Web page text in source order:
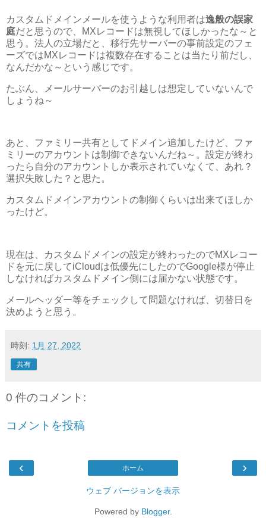
カスタムドメインメールを使うような利用者は逸般の誤家
庭だと思うので、MXレコードは無視してほしかったな～と
思う。法人の立場だと、移行先サーバーの事前設定のフェ
ーズではMXレコードは複数存在することは当たり前だし、
なんだかな～という感じです。
たぶん、メールサーバーのお引越しは想定していないんで
しょうね～
あと、ファミリー共有としてドメイン追加したけど、ファ
ミリーのアカウントは制御できないんだね～。設定が終わ
ったら自分のアカウントしか表示されていなくて、あれ？
選択失敗した？と思た。
カスタムドメインアカウントの制御くらいは出来てほしか
ったけど。
現在は、カスタムドメインの設定が終わったのでMXレコー
ドを元に戻してiCloudは低優先にしたのでGoogle様が停止
しなければカスタムドメイン側には届かない状態です。
メールヘッダー等をチェックして問題なければ、切替日を
決めようと思う。
時刻: 1月 27, 2022
共有
0 件のコメント:
コメントを投稿
‹ ›
ホーム
ウェブ バージョンを表示
Powered by Blogger.